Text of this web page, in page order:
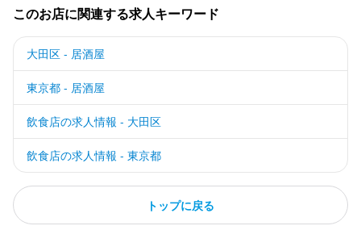
このお店に関連する求人キーワード
大田区 - 居酒屋
東京都 - 居酒屋
飲食店の求人情報 - 大田区
飲食店の求人情報 - 東京都
トップに戻る
おります。
～以下、弊社会社案内より抜粋～
当社は飲食店です。飲食を通じて、元気、活力を提供し、地域の
方々に貢献出来るか？
ここに我々が飲食店をやる価値があると思っています。飲食店は
っても過言ではないと思います。笑顔がいい。お店がきれい。料
理がおいしい。活気が
ある。価格がリーズナブル。我々が行っていることは、全て
「人」が関わっています。